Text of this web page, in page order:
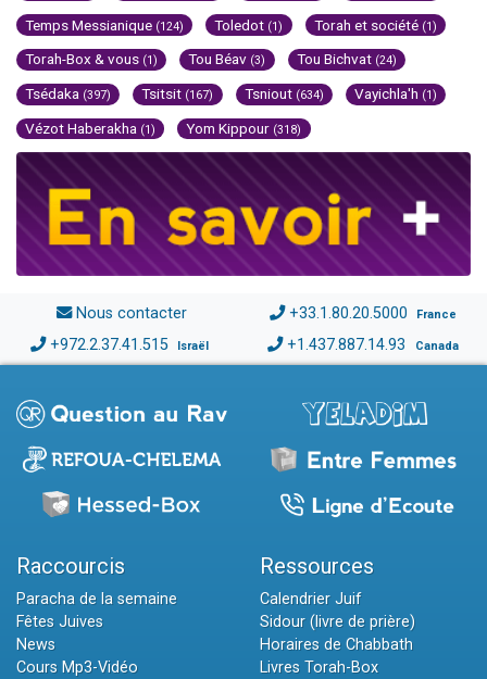
Temps Messianique (124) Toledot (1) Torah et société (1)
Torah-Box & vous (1) Tou Béav (3) Tou Bichvat (24)
Tsédaka (397) Tsitsit (167) Tsniout (634) Vayichla'h (1)
Vézot Haberakha (1) Yom Kippour (318)
Nous contacter +33.1.80.20.5000 France
+972.2.37.41.515 Israël +1.437.887.14.93 Canada
Raccourcis
Paracha de la semaine
Fêtes Juives
News
Cours Mp3-Vidéo
Ressources
Calendrier Juif
Sidour (livre de prière)
Horaires de Chabbath
Livres Torah-Box